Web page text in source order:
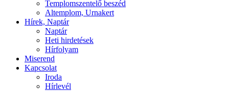
Templomszentelő beszéd
Altemplom, Urnakert
Hírek, Naptár
Naptár
Heti hirdetések
Hírfolyam
Miserend
Kapcsolat
Iroda
Hírlevél